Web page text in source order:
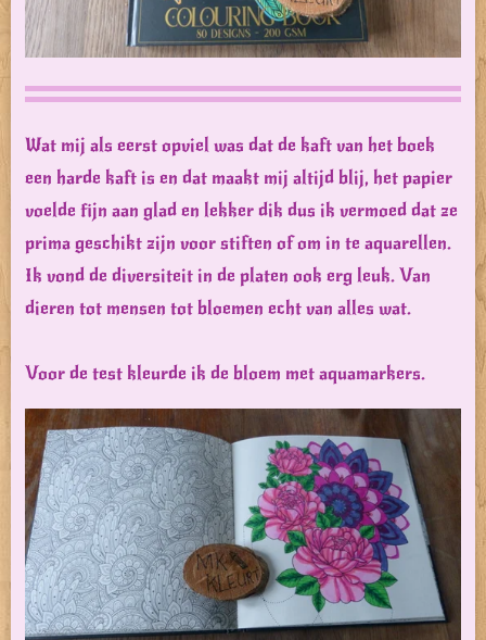
Wat mij als eerst opviel was dat de kaft van het boek
een harde kaft is en dat maakt mij altijd blij, het papier
voelde fijn aan glad en lekker dik dus ik vermoed dat ze
prima geschikt zijn voor stiften of om in te aquarellen.
Ik vond de diversiteit in de platen ook erg leuk. Van
dieren tot mensen tot bloemen echt van alles wat.
Voor de test kleurde ik de bloem met aquamarkers.